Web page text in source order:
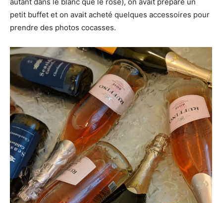
petit buffet et on avait acheté quelques accessoires pour
prendre des photos cocasses.